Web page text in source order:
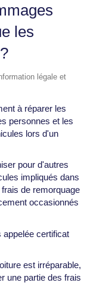
les
légale et
à réparer les
personnes et les
lors d'un
pour d'autres
impliqués dans
de remorquage
occasionnés
certificat
est irréparable,
une partie des frais